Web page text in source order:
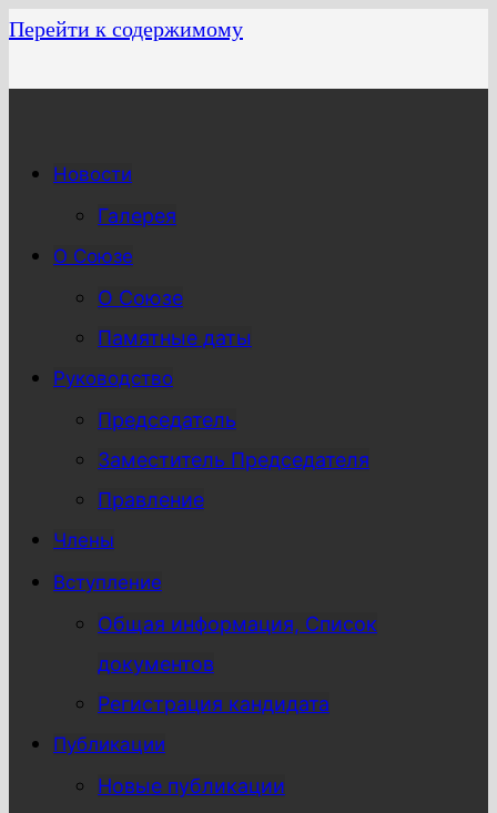
Перейти к содержимому
Новости
Галерея
О Союзе
О Союзе
Памятные даты
Руководство
Председатель
Заместитель Председателя
Правление
Члены
Вступление
Общая информация, Список
документов
Регистрация кандидата
Публикации
Новые публикации